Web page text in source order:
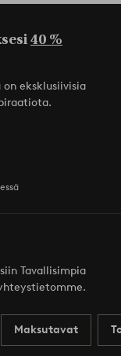
40 %
eksklusiivisia
Tavallisimpia
Maksutavat